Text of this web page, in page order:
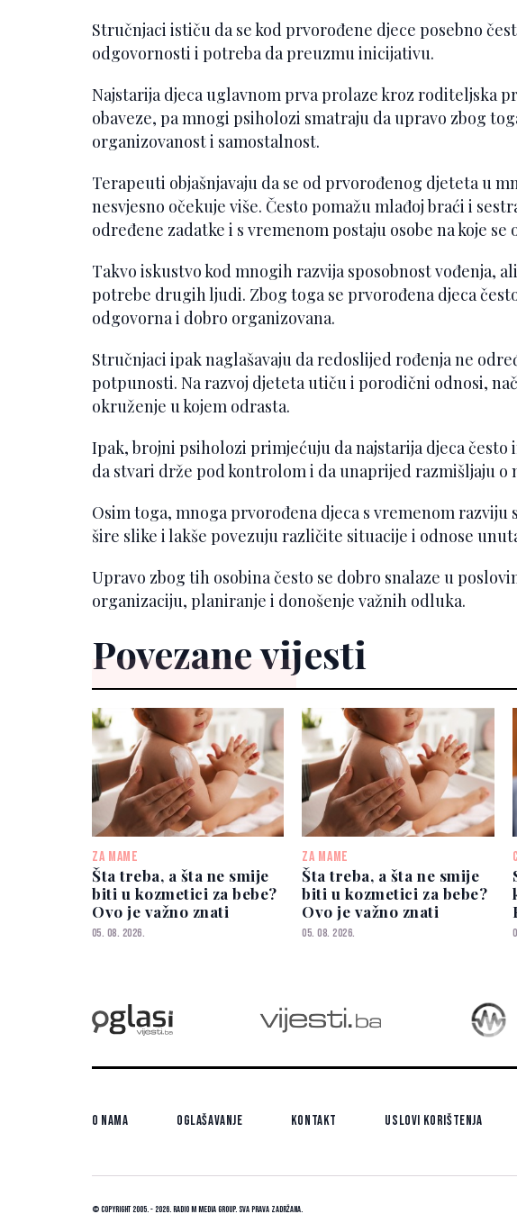
Stručnjaci ističu da se kod prvorođene djece posebno
odgovornosti i potreba da preuzmu inicijativu.
Najstarija djeca uglavnom prva prolaze kroz roditeljska
obaveze, pa mnogi psiholozi smatraju da upravo zbog
organizovanost i samostalnost.
Terapeuti objašnjavaju da se od prvorođenog djeteta u
nesvjesno očekuje više. Često pomažu mlađoj braći i
određene zadatke i s vremenom postaju osobe na koje se
Takvo iskustvo kod mnogih razvija sposobnost vođenja,
potrebe drugih ljudi. Zbog toga se prvorođena djeca
odgovorna i dobro organizovana.
Stručnjaci ipak naglašavaju da redoslijed rođenja ne
potpunosti. Na razvoj djeteta utiču i porodični odnosi,
okruženje u kojem odrasta.
Ipak, brojni psiholozi primjećuju da najstarija djeca
da stvari drže pod kontrolom i da unaprijed razmišljaju o
Osim toga, mnoga prvorođena djeca s vremenom razviju
šire slike i lakše povezuju različite situacije i odnose
Upravo zbog tih osobina često se dobro snalaze u
organizaciju, planiranje i donošenje važnih odluka.
Povezane vijesti
ZA MAME
Šta treba, a šta ne smije
biti u kozmetici za bebe?
Ovo je važno znati
05. 08. 2026.
ZA MAME
Šta treba, a šta ne smije
biti u kozmetici za bebe?
Ovo je važno znati
05. 08. 2026.
O nama Oglašavanje Kontakt Uslovi korištenja
© Copyright 2005. - 2026. Radio M Media Group.Sva prava zadržana.